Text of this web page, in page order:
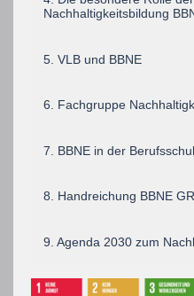
Nachhaltigkeitsbildung
5. VLB und BBNE
6. Fachgruppe
7. BBNE in der
8. Handreichung BBNE
9. Agenda 2030 zum